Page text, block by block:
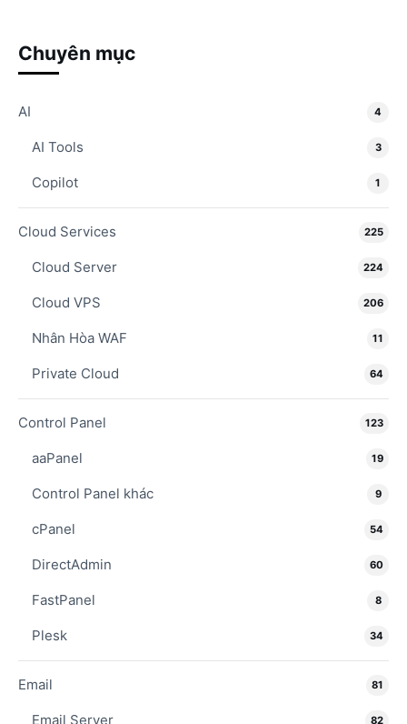
Chuyên mục
AI 4
AI Tools 3
Copilot 1
Cloud Services 225
Cloud Server 224
Cloud VPS 206
Nhân Hòa WAF 11
Private Cloud 64
Control Panel 123
aaPanel 19
Control Panel khác 9
cPanel 54
DirectAdmin 60
FastPanel 8
Plesk 34
Email 81
Email Server 82